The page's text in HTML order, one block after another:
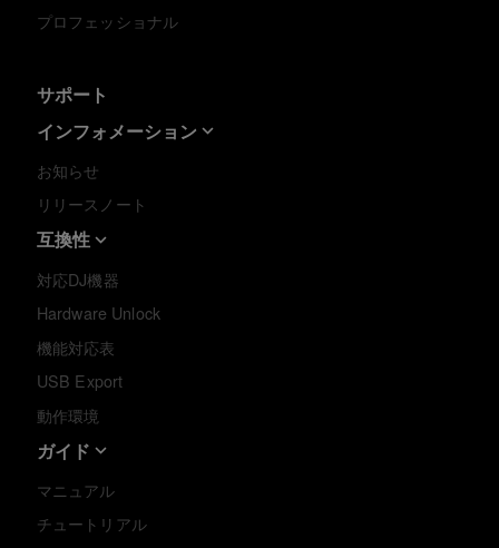
プロフェッショナル
サポート
インフォメーション
お知らせ
リリースノート
互換性
対応DJ機器
Hardware Unlock
機能対応表
USB Export
動作環境
ガイド
マニュアル
チュートリアル